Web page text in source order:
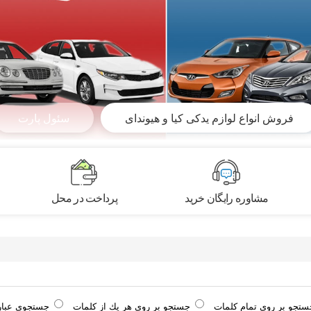
فروش انواع لوازم یدکی کیا و هیوندای سئول پارت
مشاوره رایگان خرید پرداخت در محل
بر روی تمام كلمات جستجو بر روی هر يك از كلمات جستجوی